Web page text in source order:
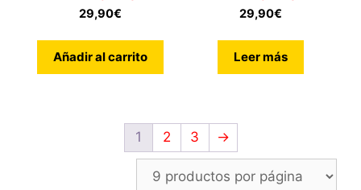
29,90€
Añadir al carrito
29,90€
Leer más
1 2 3 →